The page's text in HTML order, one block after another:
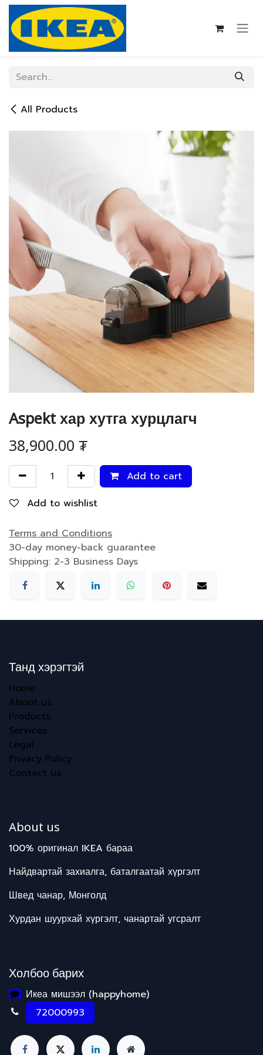
Skip to Content
All Products
Aspekt хар хутга хурцлагч
38,900.00₮
Add to cart
Add to wishlist
Terms and Conditions
30-day money-back guarantee
Shipping: 2-3 Business Days
Танд хэрэгтэй
Home
About us
Products
Services
Legal
Privacy Policy
Contact us
About us
100% оригинал IKEA бараа
Найдвартай захиалга, баталгаатай хүргэлт
Швед чанар, Монголд
Хурдан шуурхай хүргэлт, чанартай угсралт
Холбоо барих
Икеа мишээл (happyhome)
72000993